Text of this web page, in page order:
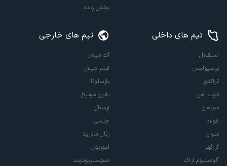
پخش زنده
تیم های داخلی
استقلال
پرسپولیس
تراکتور
ذوب آهن
سپاهان
فولاد
ملوان
گل‌گهر
آلومینیوم اراک
تیم های خارجی
آث میلان
اینتر میلان
بارسلونا
بایرن مونیخ
آرسنال
چلسی
رئال مادرید
لیورپول
منچستریونایتد